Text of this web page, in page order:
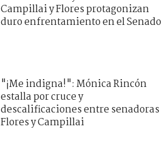
Campillai y Flores protagonizan
duro enfrentamiento en el Senado
"¡Me indigna!": Mónica Rincón
estalla por cruce y
descalificaciones entre senadoras
Flores y Campillai